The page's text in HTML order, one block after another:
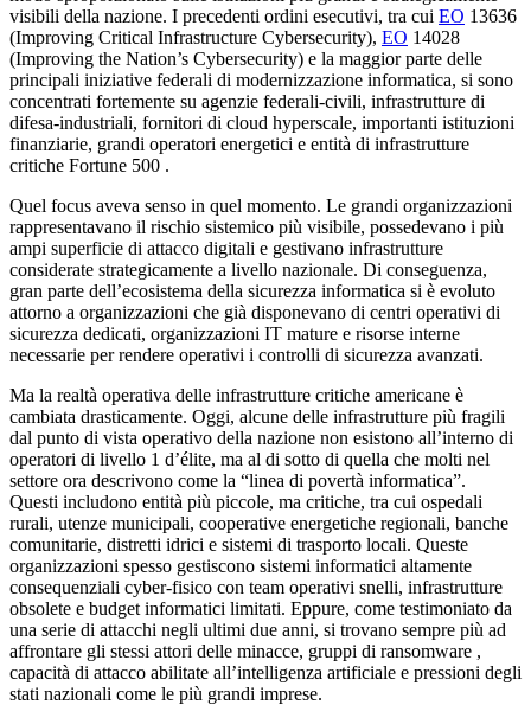
visibili della nazione. I precedenti ordini esecutivi, tra cui EO 13636
(Improving Critical Infrastructure Cybersecurity), EO 14028
(Improving the Nation’s Cybersecurity) e la maggior parte delle
principali iniziative federali di modernizzazione informatica, si sono
concentrati fortemente su agenzie federali-civili, infrastrutture di
difesa-industriali, fornitori di cloud hyperscale, importanti istituzioni
finanziarie, grandi operatori energetici e entità di infrastrutture
critiche Fortune 500 .
Quel focus aveva senso in quel momento. Le grandi organizzazioni
rappresentavano il rischio sistemico più visibile, possedevano i più
ampi superficie di attacco digitali e gestivano infrastrutture
considerate strategicamente a livello nazionale. Di conseguenza,
gran parte dell’ecosistema della sicurezza informatica si è evoluto
attorno a organizzazioni che già disponevano di centri operativi di
sicurezza dedicati, organizzazioni IT mature e risorse interne
necessarie per rendere operativi i controlli di sicurezza avanzati.
Ma la realtà operativa delle infrastrutture critiche americane è
cambiata drasticamente. Oggi, alcune delle infrastrutture più fragili
dal punto di vista operativo della nazione non esistono all’interno di
operatori di livello 1 d’élite, ma al di sotto di quella che molti nel
settore ora descrivono come la “linea di povertà informatica”.
Questi includono entità più piccole, ma critiche, tra cui ospedali
rurali, utenze municipali, cooperative energetiche regionali, banche
comunitarie, distretti idrici e sistemi di trasporto locali. Queste
organizzazioni spesso gestiscono sistemi informatici altamente
consequenziali cyber-fisico con team operativi snelli, infrastrutture
obsolete e budget informatici limitati. Eppure, come testimoniato da
una serie di attacchi negli ultimi due anni, si trovano sempre più ad
affrontare gli stessi attori delle minacce, gruppi di ransomware ,
capacità di attacco abilitate all’intelligenza artificiale e pressioni degli
stati nazionali come le più grandi imprese.